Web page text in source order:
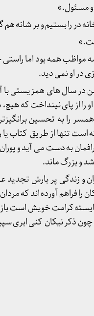
مسئول.»
در را بستیم و بر
همه بود اما
در او نمی دید.
سال های همزیستی با
را از پای نینداخت که
را به تحسین
است تنها از طریق
به دست می آید و
و بزرگ ماند.
و زندگی پر بارش
را فراهم آورده اند که
کرامت خویش است
ذکر نیکان کنی ابری